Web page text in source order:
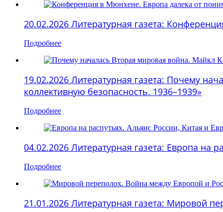
20.02.2026 Литературная газета:
Подробнее
19.02.2026 Литературная газета: Почему
коллективную безопасность. 1936–1939»
Подробнее
04.02.2026 Литературная газета: Европа на
Подробнее
21.01.2026 Литературная газета: Мировой